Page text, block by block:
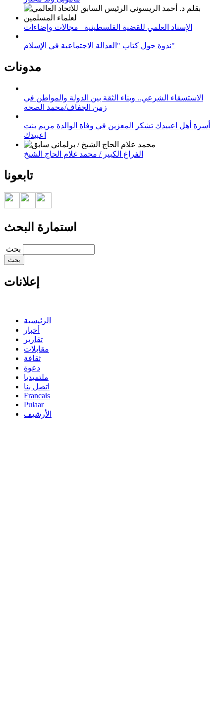
الإسناد العلمي للقضية الفلسطينية_ مجالات وإضاءات
ندوة حول كتاب "العدالة الاجتماعية في الإسلام"
مدونات
الاستسقاء الشرعي.. وبناء الثقة بين الدولة والمواطن في
زمن الجفاف/محمد الصحه
أسرة أهل اعبيدك تشكر المعزين في وفاة الوالدة مريم بنت
اعبيدك
الفراغ الكبير / محمد غلام الحاج الشيخ
تابعونا
استمارة البحث
‏بحث ‏
إعلانات
الرئيسية
أخبار
تقارير
مقابلات
ثقافة
دعوة
ملتميديا
اتصل بنا
Francais
Pulaar
الأرشيف